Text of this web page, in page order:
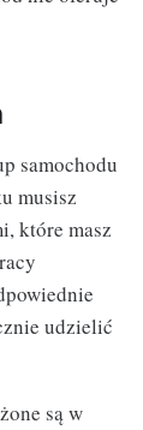
samochodu
musisz
które masz
udzielić
są w